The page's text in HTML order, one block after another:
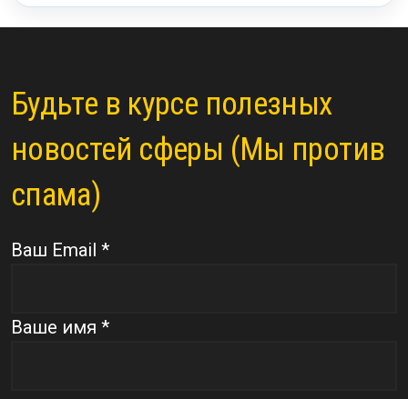
Будьте в курсе полезных
новостей сферы (Мы против
спама)
Ваш Email *
Ваше имя *